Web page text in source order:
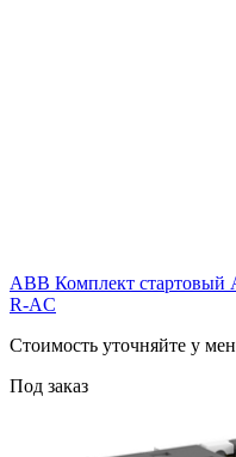
ABB Комплект
R-AC
Cтоимость уточняйте у
Под заказ